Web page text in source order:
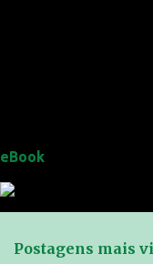
eBook
Postagens mais